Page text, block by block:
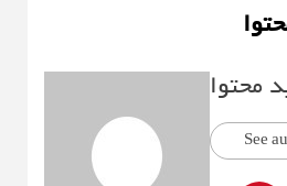
محتوا
See